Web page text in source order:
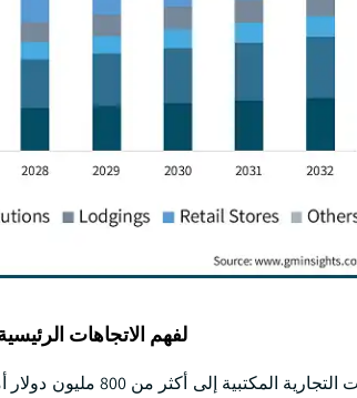
لفهم الاتجاهات